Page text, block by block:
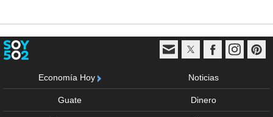
Economía Hoy Noticias
Guate Dinero